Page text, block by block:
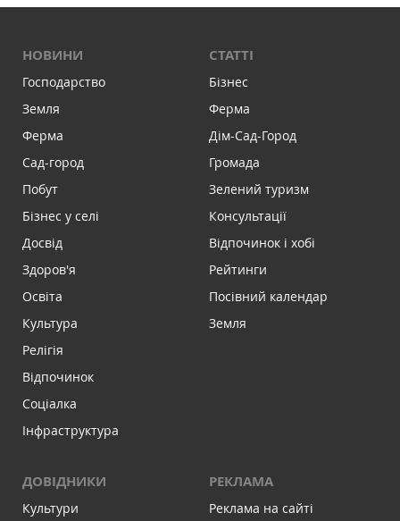
НОВИНИ
Господарство
Земля
Ферма
Сад-город
Побут
Бізнес у селі
Досвід
Здоров'я
Освіта
Культура
Релігія
Відпочинок
Соціалка
Інфраструктура
СТАТТІ
Бізнес
Ферма
Дім-Сад-Город
Громада
Зелений туризм
Консультації
Відпочинок і хобі
Рейтинги
Посівний календар
Земля
ДОВІДНИКИ
Культури
РЕКЛАМА
Реклама на сайті